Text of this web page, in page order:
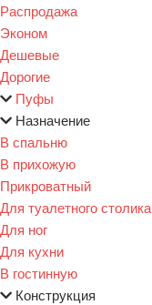
Распродажа
Эконом
Дешевые
Дорогие
Пуфы
Назначение
В спальню
В прихожую
Прикроватный
Для туалетного столика
Для ног
Для кухни
В гостинную
Конструкция